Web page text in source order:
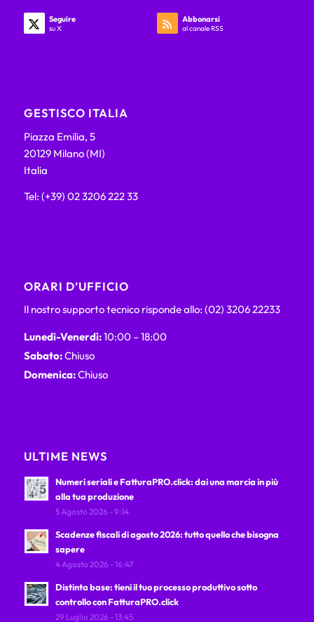
Seguire
su X
Abbonarsi
al canale RSS
GESTISCO ITALIA
Piazza Emilia, 5
20129 Milano (MI)
Italia
Tel: (+39) 02 3206 222 33
ORARI D’UFFICIO
Il nostro supporto tecnico risponde allo: (02) 3206 22233
Lunedì-Venerdì:10:00 – 18:00
Sabato:Chiuso
Domenica:Chiuso
ULTIME NEWS
Numeri seriali e FatturaPRO.click: dai una marcia in più
alla tua produzione
5 Agosto 2026 - 9:14
Scadenze fiscali di agosto 2026: tutto quello che bisogna
sapere
4 Agosto 2026 - 16:47
Distinta base: tieni il tuo processo produttivo sotto
controllo con FatturaPRO.click
29 Luglio 2026 - 13:45